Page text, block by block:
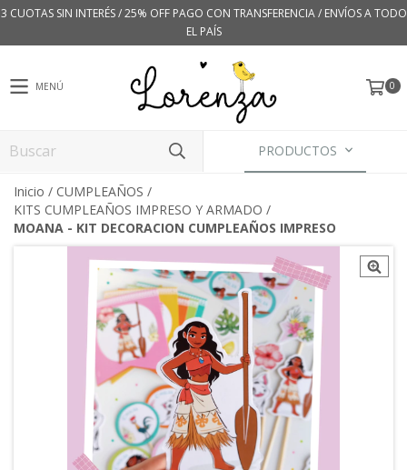
3 CUOTAS SIN INTERÉS / 25% OFF PAGO CON TRANSFERENCIA / ENVÍOS A TODO
EL PAÍS
MENÚ 0
PRODUCTOS
Inicio / CUMPLEAÑOS /
KITS CUMPLEAÑOS IMPRESO Y ARMADO /
MOANA - KIT DECORACION CUMPLEAÑOS IMPRESO